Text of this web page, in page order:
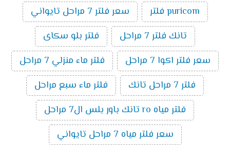
puricom فلتر
سعر فلتر 7 مراحل تايواني
تانك فلتر 7 مراحل
فلتر بلو سكاى
سعر فلتر اكوا 7 مراحل
فلتر ماء منزلي 7 مراحل
فلتر 7 مراحل تانك
فلتر ماء سبع مراحل
فلتر مياه ro تانك باور بلس ال7 مراحل
سعر فلتر مياه 7 مراحل تايواني